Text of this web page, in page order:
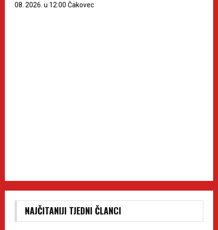
08. 2026. u 12:00 Čakovec
NAJČITANIJI TJEDNI ČLANCI